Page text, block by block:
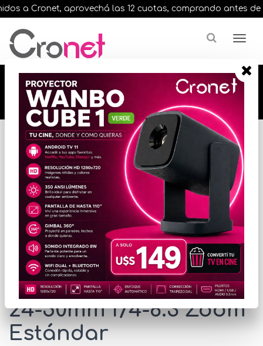
a Cronet, aprovechá las 12 cuotas, comprando antes de
🔥🔥🔥 12 cuotas, en todos nuestros artículos,
comprando antes de las 13 hrs. envíos en el
día 🔥🔥🔥
Inicio VIDEO CAMARAS DIGITALES
* Las imágenes se exhiben con fines ilustrativos.
Lente Nikon Nikkor Z
24-50mm f/4-6.3 Zoom
Estándar